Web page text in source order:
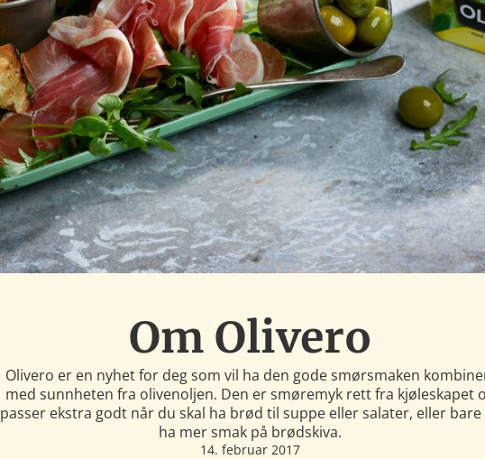
Om Olivero
Olivero er en nyhet for deg som vil ha den gode smørsmaken
med sunnheten fra olivenoljen. Den er smøremyk rett fra kjøleskapet
passer ekstra godt når du skal ha brød til suppe eller salater, eller bare
ha mer smak på brødskiva.
14. februar 2017